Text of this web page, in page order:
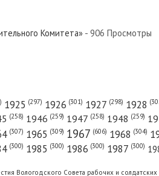
Комитета» - 906 Просмотры
1925 (297) 1926 (301) 1927 (298) 1928
(258) 1946 (259) 1947 (258) 1948 (259)
(307) 1965 (309) 1967 (606) 1968 (304)
(300) 1985 (300) 1986 (300) 1987 (300)
Вологодского Совета рабочих и солдатских